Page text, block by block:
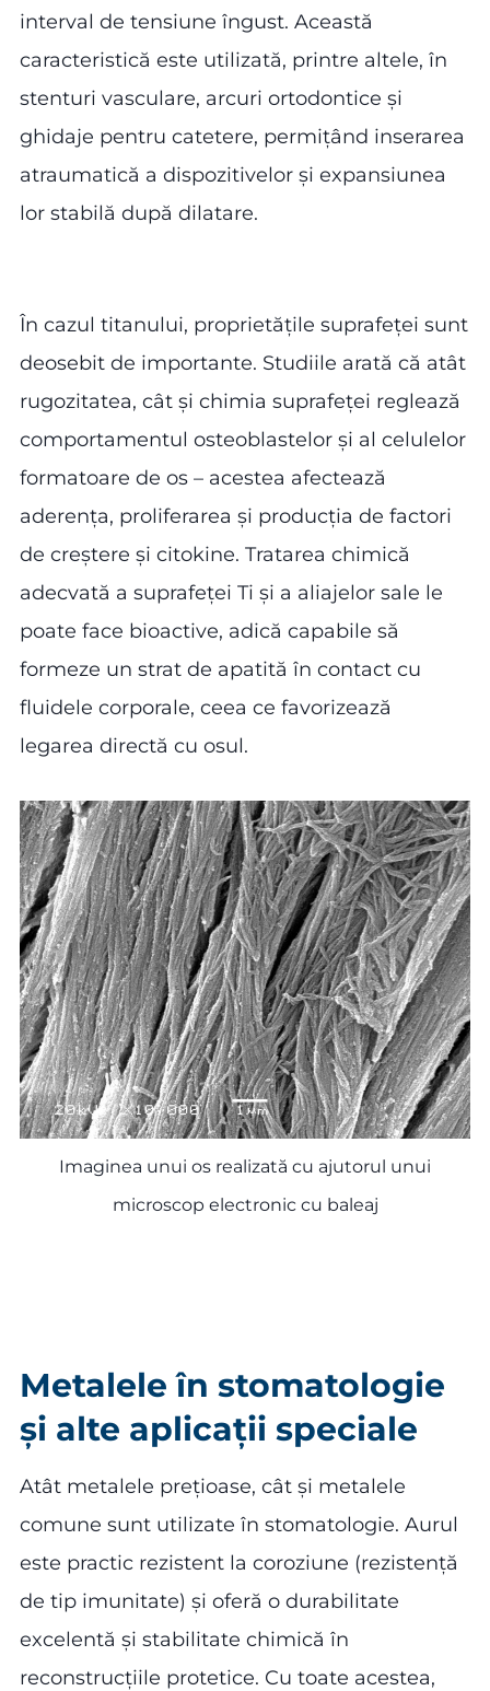
interval de tensiune îngust. Această
caracteristică este utilizată, printre altele, în
stenturi vasculare, arcuri ortodontice și
ghidaje pentru catetere, permițând inserarea
atraumatică a dispozitivelor și expansiunea
lor stabilă după dilatare.
În cazul titanului, proprietățile suprafeței sunt
deosebit de importante. Studiile arată că atât
rugozitatea, cât și chimia suprafeței reglează
comportamentul osteoblastelor și al celulelor
formatoare de os – acestea afectează
aderența, proliferarea și producția de factori
de creștere și citokine. Tratarea chimică
adecvată a suprafeței Ti și a aliajelor sale le
poate face bioactive, adică capabile să
formeze un strat de apatită în contact cu
fluidele corporale, ceea ce favorizează
legarea directă cu osul.
Imaginea unui os realizată cu ajutorul unui
microscop electronic cu baleaj
Metalele în stomatologie
și alte aplicații speciale
Atât metalele prețioase, cât și metalele
comune sunt utilizate în stomatologie. Aurul
este practic rezistent la coroziune (rezistență
de tip imunitate) și oferă o durabilitate
excelentă și stabilitate chimică în
reconstrucțiile protetice. Cu toate acestea,